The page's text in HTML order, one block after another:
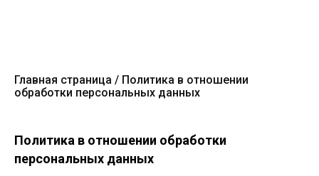
Главная страница
Политика в отношении
обработки персональных данных
Политика в отношении обработки
персональных данных